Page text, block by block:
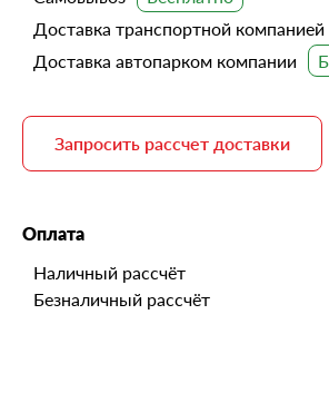
Доставка транспортной компанией
Доставка автопарком компании
Запросить рассчет доставки
Оплата
Наличный рассчёт
Безналичный рассчёт